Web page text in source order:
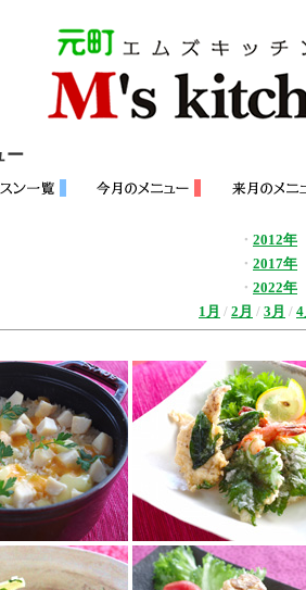
ー
・ 2012年
・ 2017年
・ 2022年
1月 / 2月 / 3月 /